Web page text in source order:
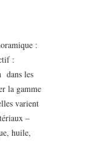
:
:
dans les
la gamme
varient
–
huile,